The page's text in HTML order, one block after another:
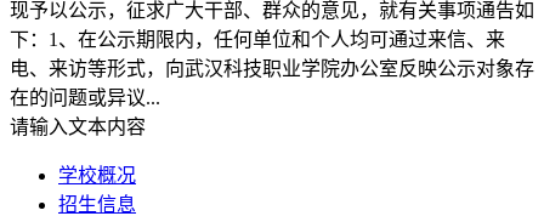
现予以公示，征求广大干部、群众的意见，就有关事项通告如
下：1、在公示期限内，任何单位和个人均可通过来信、来
电、来访等形式，向武汉科技职业学院办公室反映公示对象存
在的问题或异议...
请输入文本内容
学校概况
招生信息